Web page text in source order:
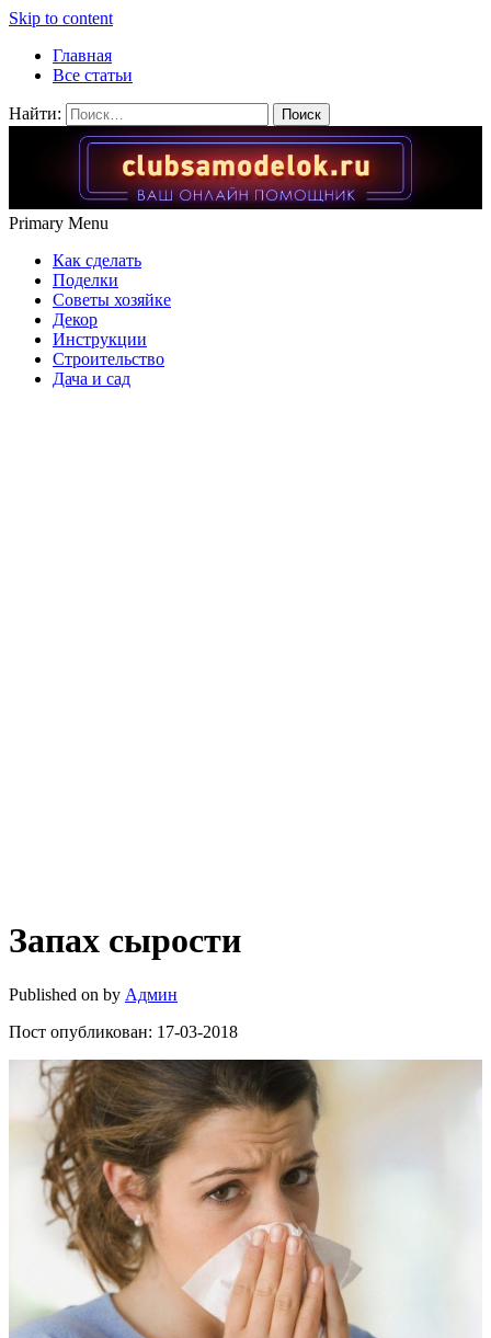
Skip to content
Главная
Все статьи
Найти:
Primary Menu
Как сделать
Поделки
Советы хозяйке
Декор
Инструкции
Строительство
Дача и сад
Запах сырости
Published on by Админ
Пост опубликован: 17-03-2018